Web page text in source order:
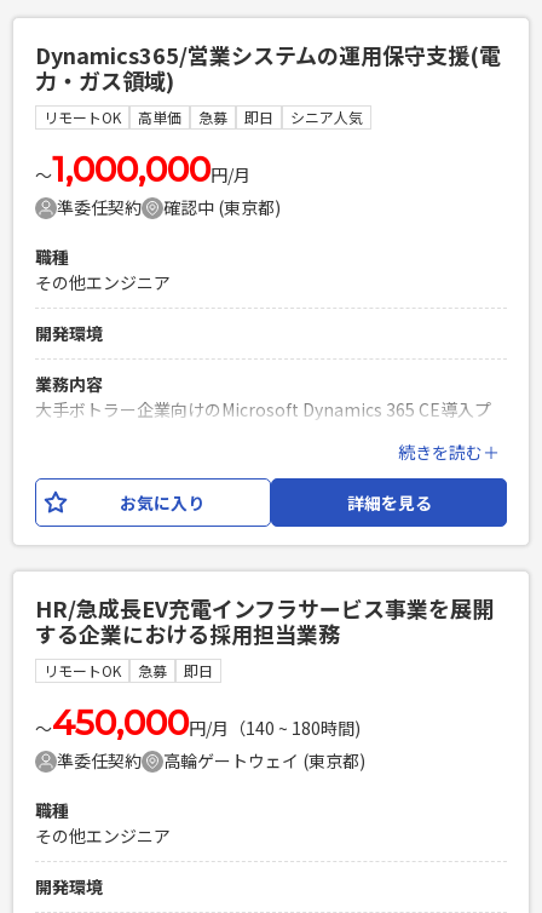
映、表記揺れの確認 ・Figma上のデザイン指示と、実際のレ
イアウトの目視確認・すり合わせ ・チェック完了後のシート
へのステータス記入（校了進捗管理） ・Backlogを用いた実
装担当チームへの修正タスク起票・進行連携
必須スキル
・Webサイト制作における進行管理、ディレクション、また
（HTML、アンカーリンク、ALTテキスト、メタタグ等の用語
と仕様の理解） ・Excelを用いた緻密なデータ管理・ステータ
ス管理経験 ・お盆休暇は土日祝（暦通り）で問題ない方
Laravelを用いた開発経験1年以上
エンジニア複数人のチームでの開発経験
Dynamics365/営業システムの運用保守支援(電
力・ガス領域)
リモートOK 高単価 急募 即日 シニア人気
〜1,000,000円/月
準委任契約
確認中 (東京都)
職種
その他エンジニア
開発環境
業務内容
大手ボトラー企業向けのMicrosoft Dynamics 365 CE導入プ
管理）・Pricing（価格管理）・Rebate（リベート管理）領
域を中心に、要件定義および開発をご担当いただきます。
験
PHPを用いたWebサービスの開発経験4年以上
Laravelを用いた開発経験1年以上
続きを読む＋
お気に入り 詳細を見る
HR/急成長EV充電インフラサービス事業を展開
する企業における採用担当業務
リモートOK 急募 即日
〜450,000円/月（140 ~ 180時間)
準委任契約
高輪ゲートウェイ (東京都)
職種
その他エンジニア
開発環境